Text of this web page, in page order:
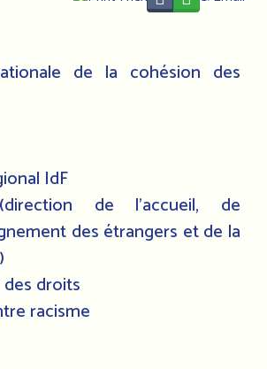
de la cohésion des
IdF
de l’accueil, de
des étrangers et de la
droits
racisme